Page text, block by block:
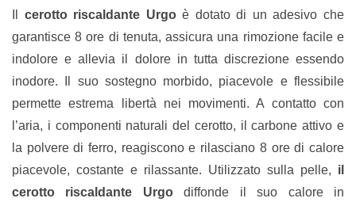
cerotto riscaldante Urgoè dotato di un adesivo che
garantisce 8 ore di tenuta, assicura una rimozione facile e
indolore e allevia il dolore in tutta discrezione essendo
inodore. Il suo sostegno morbido, piacevole e flessibile
permette estrema libertà nei movimenti. A contatto con
l’aria, i componenti naturali del cerotto, il carbone attivo e
la polvere di ferro, reagiscono e rilasciano 8 ore di calore
piacevole, costante e rilassante. Utilizzato sulla pelle, il
cerotto riscaldante Urgodiffonde il suo calore in